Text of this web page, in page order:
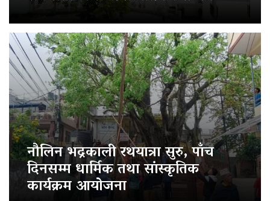
नौलिन भद्रकाली रथयात्रा सुरु, पाँच
दिनसम्म धार्मिक तथा सांस्कृतिक
कार्यक्रम आयोजना